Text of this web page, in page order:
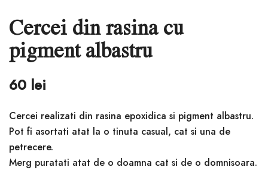
Cercei din rasina cu
pigment albastru
60 lei
Cercei realizati din rasina epoxidica si pigment albastru.
Pot fi asortati atat la o tinuta casual, cat si una de
petrecere.
Merg puratati atat de o doamna cat si de o domnisoara.